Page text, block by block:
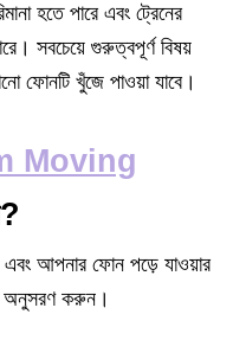
হতে পারে এবং ট্রেনের
সবচেয়ে গুরুত্বপূর্ণ বিষয়
ফোনটি খুঁজে পাওয়া যাবে।
Moving
আপনার ফোন পড়ে যাওয়ার
অনুসরণ করুন।